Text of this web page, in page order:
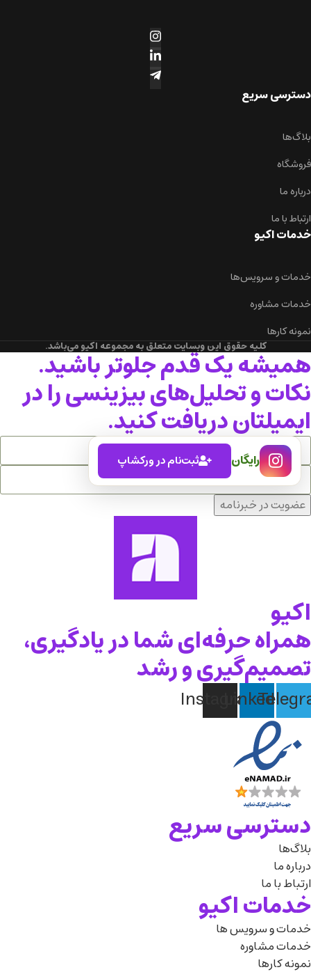
دسترسی سریع
بلاگ‌ها
فروشگاه
درباره ما
ارتباط با ما
خدمات اکیو
خدمات و سرویس‌ها
خدمات مشاوره
نمونه کارها
کلیه حقوق این وبسایت متعلق به مجموعه اکیو می‌باشد.
رایگان ثبت‌نام در ورکشاپ
همیشه یک قدم جلوتر باشید.
نکات و تحلیل‌های بیزینسی را در
ایمیلتان دریافت کنید.
عضویت در خبرنامه
اکیو
همراه حرفه‌ای شما در یادگیری،
تصمیم‌گیری و رشد
Linkedin
Instagram
دسترسی سریع
بلاگ‌ها
درباره‌ ما
ارتباط با ما
خدمات اکیو
خدمات و سرویس ها
خدمات مشاوره
نمونه کارها